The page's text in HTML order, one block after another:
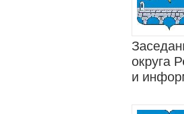
округа
и